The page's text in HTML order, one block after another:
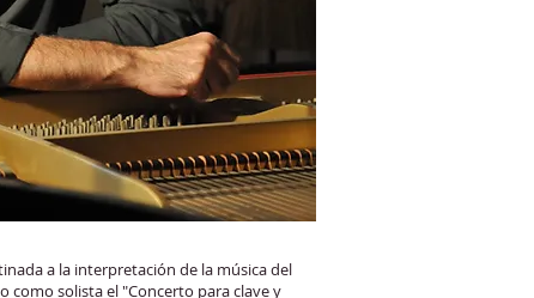
a la interpretación de la música del
como solista el "Concerto para clave y